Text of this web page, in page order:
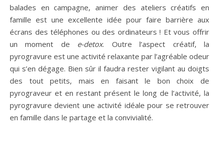
balades en campagne, animer des ateliers créatifs en
famille est une excellente idée pour faire barrière aux
écrans des téléphones ou des ordinateurs ! Et vous offrir
un moment de e-detox. Outre l’aspect créatif, la
pyrogravure est une activité relaxante par l’agréable odeur
qui s’en dégage. Bien sûr il faudra rester vigilant au doigts
des tout petits, mais en faisant le bon choix de
pyrograveur et en restant présent le long de l’activité, la
pyrogravure devient une activité idéale pour se retrouver
en famille dans le partage et la convivialité.